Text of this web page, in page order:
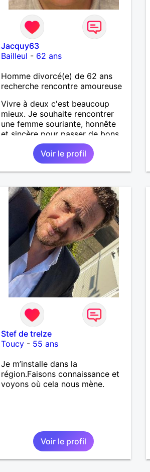
Jacquy63
Bailleul - 62 ans
Homme divorcé(e) de 62 ans
recherche rencontre amoureuse
Vivre à deux c'est beaucoup
mieux. Je souhaite rencontrer
une femme souriante, honnête
et sincère pour passer de bons
moments, qui aime plaisanter, se
balader et partager, je le
souhaite, notre complicité.
J'aime beaucoup les chantiers
se relaxer, se détendre et
finalement prendre du bon
temps. C'est difficile de tout
dire en quelques lignes. En
revanche, vous pouvez me
contacter pour avoir plus
d'informations. A bientôt
Voir le profil
Stef de treIze
Toucy- 55 ans
Je m’installe dans la
région.Faisons connaissance et
voyons où cela nous mène.
Voir le profil